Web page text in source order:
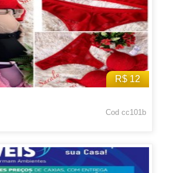
R$ 12
Cod cc101b